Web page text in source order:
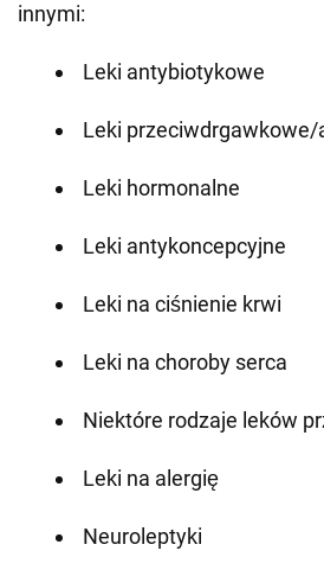
innymi:
Leki antybiotykowe
Leki
Leki hormonalne
Leki antykoncepcyjne
Leki na ciśnienie krwi
Leki na choroby serca
Niektóre rodzaje leków
Leki na alergię
Neuroleptyki